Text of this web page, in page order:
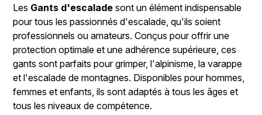
Les Gants d'escalade sont un élément indispensable
pour tous les passionnés d'escalade, qu'ils soient
professionnels ou amateurs. Conçus pour offrir une
protection optimale et une adhérence supérieure, ces
gants sont parfaits pour grimper, l'alpinisme, la varappe
et l'escalade de montagnes. Disponibles pour hommes,
femmes et enfants, ils sont adaptés à tous les âges et
tous les niveaux de compétence.